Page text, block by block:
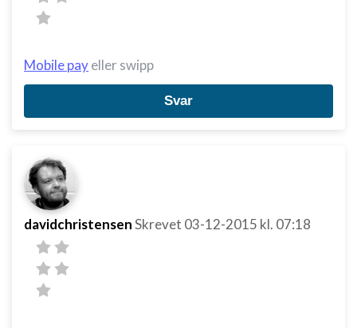
Mobile payeller swipp
Svar
davidchristensenSkrevet 03-12-2015 kl. 07:18